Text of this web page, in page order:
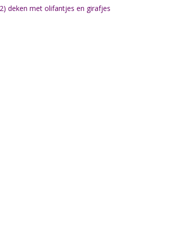
deken met olifantjes en girafjes